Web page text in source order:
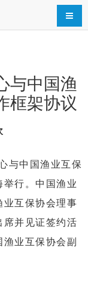
导航
与中国渔
框架协议
与中国渔业互保
行。中国渔业
业互保协会理事
席并见证签约活
业互保协会副